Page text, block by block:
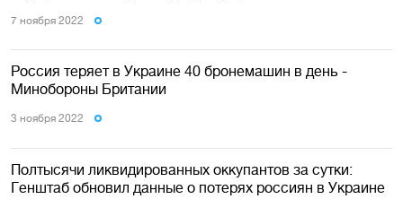
7 ноября 2022
Россия теряет в Украине 40 бронемашин в день -
Минобороны Британии
3 ноября 2022
Полтысячи ликвидированных оккупантов за сутки:
Генштаб обновил данные о потерях россиян в Украине